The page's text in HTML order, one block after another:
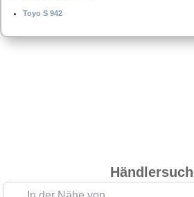
Toyo S 942
In der Nähe von